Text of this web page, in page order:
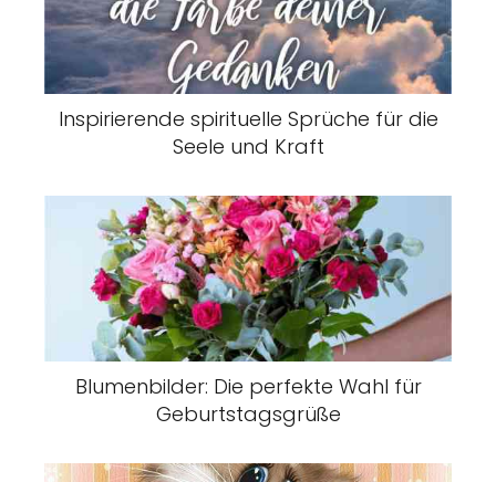
Inspirierende spirituelle Sprüche für die
Seele und Kraft
Blumenbilder: Die perfekte Wahl für
Geburtstagsgrüße